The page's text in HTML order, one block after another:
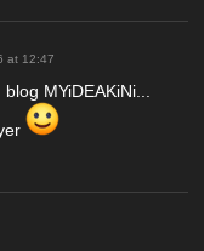
at 12:47
MYiDEAKiNi...